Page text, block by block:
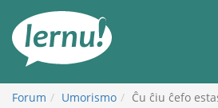
all’indice
Forum Umorismo Ĉu ĉiu ĉefo